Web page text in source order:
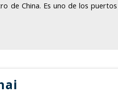
de China. Es uno de los